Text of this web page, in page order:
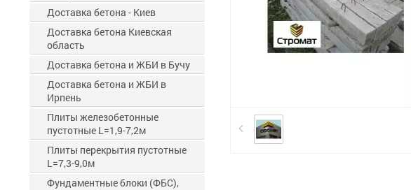
Доставка бетона - Киев
Доставка бетона Киевская
область
Доставка бетона и ЖБИ в Бучу
Доставка бетона и ЖБИ в
Ирпень
Плиты железобетонные
пустотные L=1,9-7,2м
Плиты перекрытия пустотные
L=7,3-9,0м
Фундаментные блоки (ФБС),